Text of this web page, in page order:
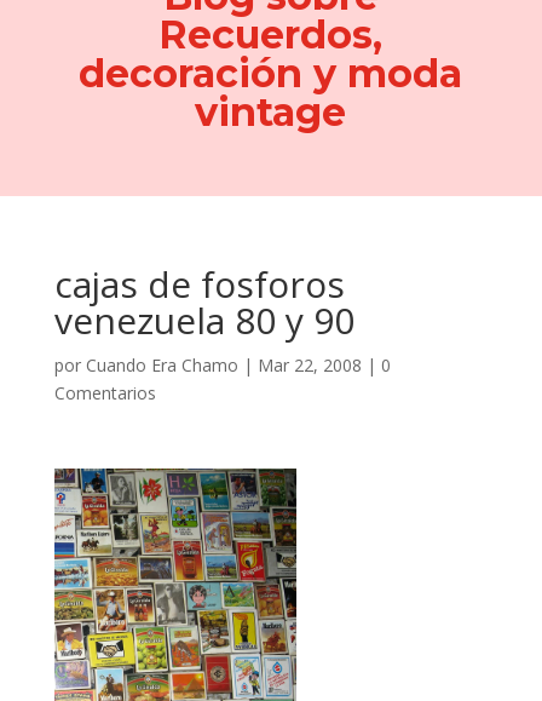
Recuerdos,
decoración y moda
vintage
cajas de fosforos
venezuela 80 y 90
por Cuando Era Chamo | Mar 22, 2008 | 0
Comentarios